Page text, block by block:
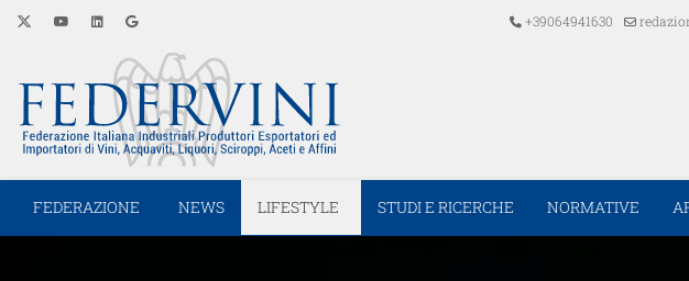
+39064941630
FEDERAZIONE NEWS LIFESTYLE STUDI E RICERCHE NORMATIVE